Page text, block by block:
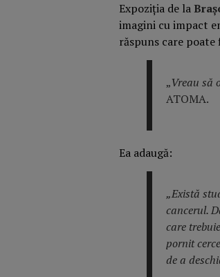
Expoziția de la
imagini cu impact
răspuns care poate
„Vreau să
ATOMA.
Ea adaugă:
„Există
cancerul.
care
pornit
de a